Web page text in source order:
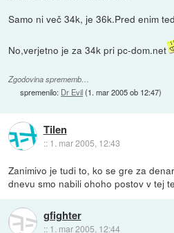
Samo ni več 34k, je 36k.Pred enim
No,verjetno je za 34k pri pc-dom.net
Zgodovina sprememb…
spremenilo: Dr Evil(1. mar 2005 ob 12:47)
Tilen
:: 1. mar 2005, 12:43
Zanimivo je tudi to, ko se gre za
dnevu smo nabili ohoho postov v tej
gfighter
:: 1. mar 2005, 12:44